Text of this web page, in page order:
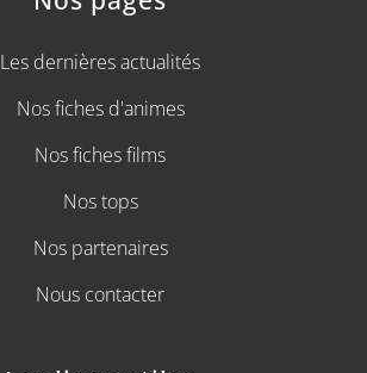
Les dernières actualités
Nos fiches d'animes
Nos fiches films
Nos tops
Nos partenaires
Nous contacter